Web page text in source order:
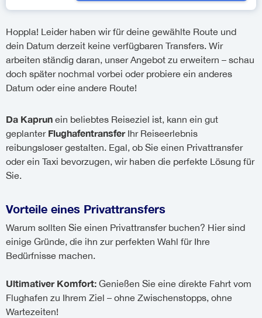
Hoppla! Leider haben wir für deine gewählte Route und
dein Datum derzeit keine verfügbaren Transfers. Wir
arbeiten ständig daran, unser Angebot zu erweitern – schau
doch später nochmal vorbei oder probiere ein anderes
Datum oder eine andere Route!
Da Kaprun ein beliebtes Reiseziel ist, kann ein gut
geplanter FlughafentransferIhr Reiseerlebnis
reibungsloser gestalten. Egal, ob Sie einen Privattransfer
oder ein Taxi bevorzugen, wir haben die perfekte Lösung für
Sie.
Vorteile eines Privattransfers
Warum sollten Sie einen Privattransfer buchen? Hier sind
einige Gründe, die ihn zur perfekten Wahl für Ihre
Bedürfnisse machen.
Ultimativer Komfort: Genießen Sie eine direkte Fahrt vom
Flughafen zu Ihrem Ziel – ohne Zwischenstopps, ohne
Wartezeiten!